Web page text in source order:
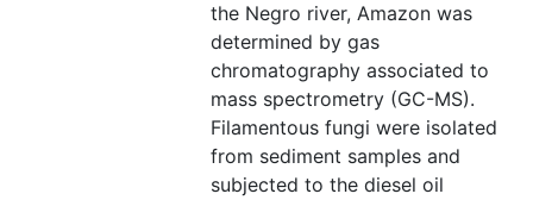
the Negro river, Amazon was
determined by gas
chromatography associated to
mass spectrometry (GC-MS).
Filamentous fungi were isolated
from sediment samples and
subjected to the diesel oil